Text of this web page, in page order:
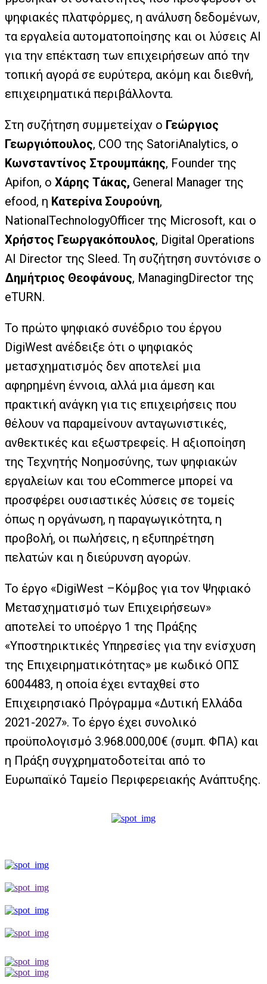
ψηφιακές πλατφόρμες, η ανάλυση δεδομένων,
τα εργαλεία αυτοματοποίησης και οι λύσεις AI
για την επέκταση των επιχειρήσεων από την
τοπική αγορά σε ευρύτερα, ακόμη και διεθνή,
επιχειρηματικά περιβάλλοντα.
Στη συζήτηση συμμετείχαν ο Γεώργιος
Γεωργιόπουλος, COO της SatoriAnalytics, ο
Κωνσταντίνος Στρουμπάκης, Founder της
Apifon, ο Χάρης Τάκας, General Manager της
efood, η Κατερίνα Σουρούνη,
NationalTechnologyOfficer της Microsoft, και ο
Χρήστος Γεωργακόπουλος, Digital Operations
AI Director της Sleed. Τη συζήτηση συντόνισε ο
Δημήτριος Θεοφάνους, ManagingDirector της
eTURN.
Το πρώτο ψηφιακό συνέδριο του έργου
DigiWest ανέδειξε ότι ο ψηφιακός
μετασχηματισμός δεν αποτελεί μια
αφηρημένη έννοια, αλλά μια άμεση και
πρακτική ανάγκη για τις επιχειρήσεις που
θέλουν να παραμείνουν ανταγωνιστικές,
ανθεκτικές και εξωστρεφείς. Η αξιοποίηση
της Τεχνητής Νοημοσύνης, των ψηφιακών
εργαλείων και του eCommerce μπορεί να
προσφέρει ουσιαστικές λύσεις σε τομείς
όπως η οργάνωση, η παραγωγικότητα, η
προβολή, οι πωλήσεις, η εξυπηρέτηση
πελατών και η διεύρυνση αγορών.
Το έργο «DigiWest –Κόμβος για τον Ψηφιακό
Μετασχηματισμό των Επιχειρήσεων»
αποτελεί το υποέργο 1 της Πράξης
«Υποστηρικτικές Υπηρεσίες για την ενίσχυση
της Επιχειρηματικότητας» με κωδικό ΟΠΣ
6004483, η οποία έχει ενταχθεί στο
Επιχειρησιακό Πρόγραμμα «Δυτική Ελλάδα
2021-2027». Το έργο έχει συνολικό
προϋπολογισμό 3.968.000,00€ (συμπ. ΦΠΑ) και
η Πράξη συγχρηματοδοτείται από το
Ευρωπαϊκό Ταμείο Περιφερειακής Ανάπτυξης.